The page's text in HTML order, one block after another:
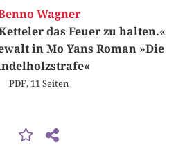
Wagner
das Feuer zu halten.«
in Mo Yans Roman »Die
PDF, 11 Seiten